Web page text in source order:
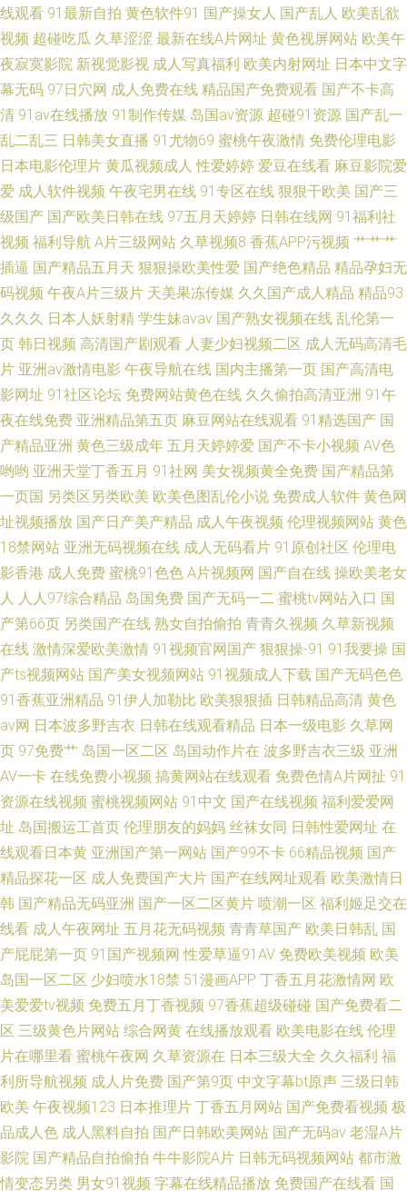
产精品久久中文字 日韩国产熟女网站 91传播媒mv av先锋资源网 久草资源
婷婷一区二区三区 91看黄下 东方AV在线影库 欧美精品系列 伊人特片 91网
站页面免费看 日本a啊v在下观看 91熊猫tv 萌白酱白虎一线天 91爱豆影业 ts
操逼视频 久久激情毛片 五月天婷婷四房间激情 91视频网页 后入黑丝在线播
放 少妇影院一区 91久久福利视频导航 福利国产精品 欧美性爱二区 综合欧美
后入 www91色色 蜜桃视频91TV
线观看 91最新自拍 黄色软件91 国产操女人 国产乱人 欧美乱欲
视频 超碰吃瓜 久草涩涩 最新在线A片网址 黄色视屏网站 欧美午
夜寂寞影院 新视觉影视 成人写真福利 欧美内射网址 日本中文字
幕无码 97日穴网 成人免费在线 精品国产免费观看 国产不卡高
清 91av在线播放 91制作传媒 岛国av资源 超碰91资源 国产乱一
乱二乱三 日韩美女直播 91尤物69 蜜桃午夜激情 免费伦理电影
日本电影伦理片 黄瓜视频成人 性爱婷婷 爱豆在线看 麻豆影院爱
爱 成人软件视频 午夜宅男在线 91专区在线 狠狠干欧美 国产三
级国产 国产欧美日韩在线 97五月天婷婷 日韩在线网 91福利社
视频 福利导航 A片三级网站 久草视频8 香蕉APP污视频 艹艹艹
插逼 国产精品五月天 狠狠操欧美性爱 国产绝色精品 精品孕妇无
码视频 午夜A片三级片 天美果冻传媒 久久国产成人精品 精品93
久久久 日本人妖射精 学生妹avav 国产熟女视频在线 乱伦第一
页 韩日视频 高清国产剧观看 人妻少妇视频二区 成人无码高清毛
片 亚洲av激情电影 午夜导航在线 国内主播第一页 国产高清电
影网址 91社区论坛 免费网站黄色在线 久久偷拍高清亚洲 91午
夜在线免费 亚洲精品第五页 麻豆网站在线观看 91精选国产 国
产精品亚洲 黄色三级成年 五月天婷婷爱 国产不卡小视频 AV色
哟哟 亚洲天堂丁香五月 91社网 美女视频黄全免费 国产精品第
一页国 另类区另类欧美 欧美色图乱伦小说 免费成人软件 黄色网
址视频播放 国产日产美产精品 成人午夜视频 伦理视频网站 黄色
18禁网站 亚洲无码视频在线 成人无码看片 91原创社区 伦理电
影香港 成人免费 蜜桃91色色 A片视频网 国产自在线 操欧美老女
人 人人97综合精品 岛国免费 国产无码一二 蜜桃tv网站入口 国
产第66页 另类国产在线 熟女自拍偷拍 青青久视频 久草新视频
在线 激情深爱欧美激情 91视频官网国产 狠狠操-91 91我要操 国
产ts视频网站 国产美女视频网站 91视频成人下载 国产无码色色
91香蕉亚洲精品 91伊人加勒比 欧美狠狠插 日韩精品高清 黄色
av网 日本波多野吉衣 日韩在线观看精品 日本一级电影 久草网
页 97免费艹 岛国一区二区 岛国动作片在 波多野吉衣三级 亚洲
AV一卡 在线免费小视频 搞黄网站在线观看 免费色情A片网扯 91
资源在线视频 蜜桃视频网站 91中文 国产在线视频 福利爱爱网
址 岛国搬运工首页 伦理朋友的妈妈 丝袜女同 日韩性爱网址 在
线观看日本黄 亚洲国产第一网站 国产99不卡 66精品视频 国产
精品探花一区 成人免费国产大片 国产在线网址观看 欧美激情日
韩 国产精品无码亚洲 国产一区二区黄片 喷潮一区 福利姬足交在
线看 成人午夜网址 五月花无码视频 青青草国产 欧美日韩乱 国
产屁屁第一页 91国产视频网 性爱草逼91AV 免费欧美视频 欧美
岛国一区二区 少妇喷水18禁 51漫画APP 丁香五月花激情网 欧
美爱爱tv视频 免费五月丁香视频 97香蕉超级碰碰 国产免费看二
区 三级黄色片网站 综合网黄 在线播放观看 欧美电影在线 伦理
片在哪里看 蜜桃午夜网 久草资源在 日本三级大全 久久福利 福
利所导航视频 成人片免费 国产第9页 中文字幕bt原声 三级日韩
欧美 午夜视频123 日本推理片 丁香五月网站 国产免费看视频 极
品成人色 成人黑料自拍 国产日韩欧美网站 国产无码av 老湿A片
影院 国产精品自拍偷拍 牛牛影院A片 日韩无码视频网站 都市激
情变态另类 男女91视频 字幕在线精品播放 免费国产在线看 国